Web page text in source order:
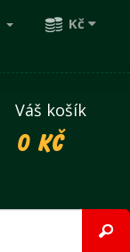
Kč
Váš košík
0 Kč